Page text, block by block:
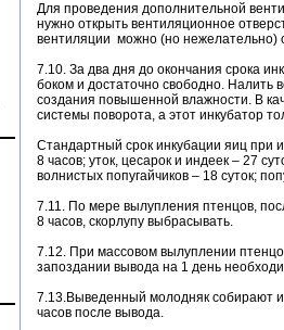
Для проведения дополнительной
нужно открыть вентиляционное
вентиляции можно (но нежелательно)
7.10. За два дня до окончания срока
боком и достаточно свободно. Налить
создания повышенной влажности. В
системы поворота, а этот инкубатор
Стандартный срок инкубации яиц при
8 часов; уток, цесарок и индеек – 27
волнистых попугайчиков – 18 суток;
7.11. По мере вылупления птенцов,
8 часов, скорлупу выбрасывать.
7.12. При массовом вылуплении
запоздании вывода на 1 день
7.13.Выведенный молодняк собирают
часов после вывода.